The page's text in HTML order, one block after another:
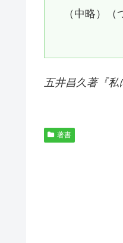
（中略）（
五井昌久著『私
著書